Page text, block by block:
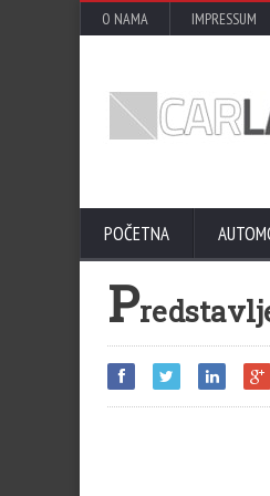
O NAMA IMPRESSUM
POČETNA
P